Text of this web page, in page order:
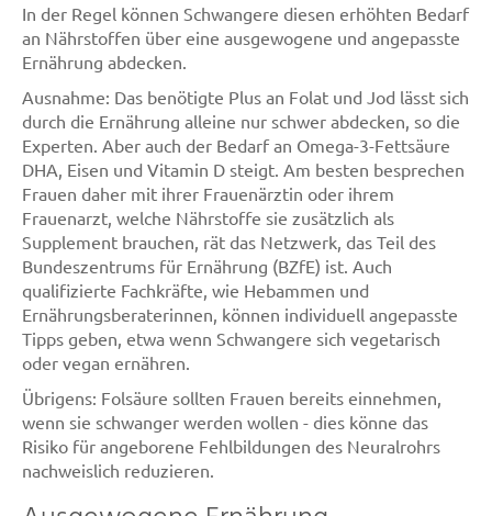
In der Regel können Schwangere diesen erhöhten Bedarf
an Nährstoffen über eine ausgewogene und angepasste
Ernährung abdecken.
Ausnahme: Das benötigte Plus an Folat und Jod lässt sich
durch die Ernährung alleine nur schwer abdecken, so die
Experten. Aber auch der Bedarf an Omega-3-Fettsäure
DHA, Eisen und Vitamin D steigt. Am besten besprechen
Frauen daher mit ihrer Frauenärztin oder ihrem
Frauenarzt, welche Nährstoffe sie zusätzlich als
Supplement brauchen, rät das Netzwerk, das Teil des
Bundeszentrums für Ernährung (BZfE) ist. Auch
qualifizierte Fachkräfte, wie Hebammen und
Ernährungsberaterinnen, können individuell angepasste
Tipps geben, etwa wenn Schwangere sich vegetarisch
oder vegan ernähren.
Übrigens: Folsäure sollten Frauen bereits einnehmen,
wenn sie schwanger werden wollen - dies könne das
Risiko für angeborene Fehlbildungen des Neuralrohrs
nachweislich reduzieren.